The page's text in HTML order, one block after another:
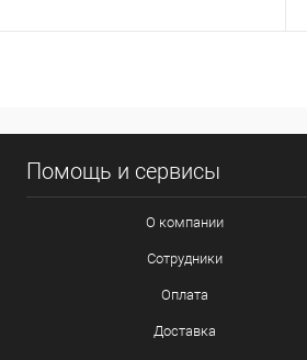
Купить в 1 клик
К сравнению
В избранное
В наличии
Помощь и сервисы
О компании
Сотрудники
Оплата
Доставка